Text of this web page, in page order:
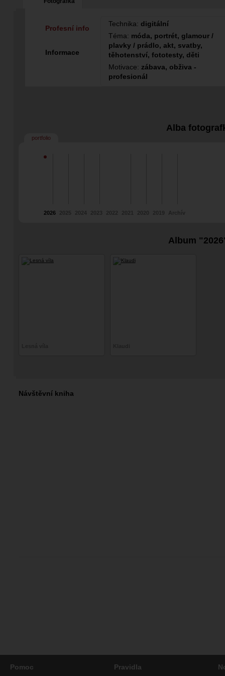
Technika: digitální
Téma: móda, portrét, glamour /
plavky / prádlo, akt, svatby,
těhotenství, fototesty, děti
Motivace: zábava, obživa -
profesionál
Profesní info
Informace
Alba
portfolio
2026
Album
Návštěvní kniha
Pomoc Pravidla